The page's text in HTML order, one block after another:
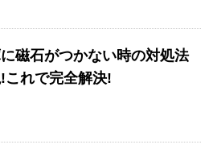
磁石がつかない時の対処法
これで完全解決!